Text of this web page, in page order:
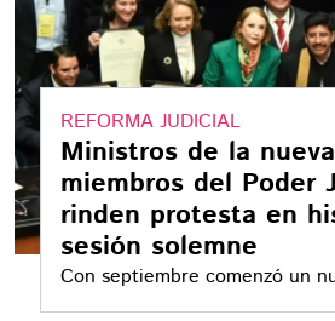
REFORMA JUDICIAL
Ministros de la
miembros del Poder
rinden protesta en
sesión solemne
Con septiembre comenzó un
la historia de México, la